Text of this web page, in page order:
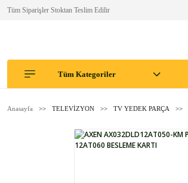
Tüm Siparişler Stoktan Teslim Edilir
Tüm Kategoriler
Anasayfa TELEVİZYON TV YEDEK PARÇA